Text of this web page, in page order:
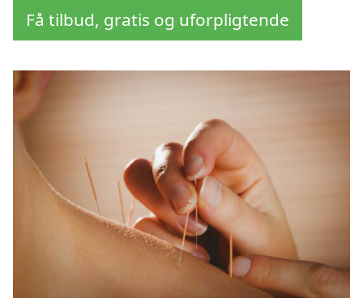
Få tilbud, gratis og uforpligtende